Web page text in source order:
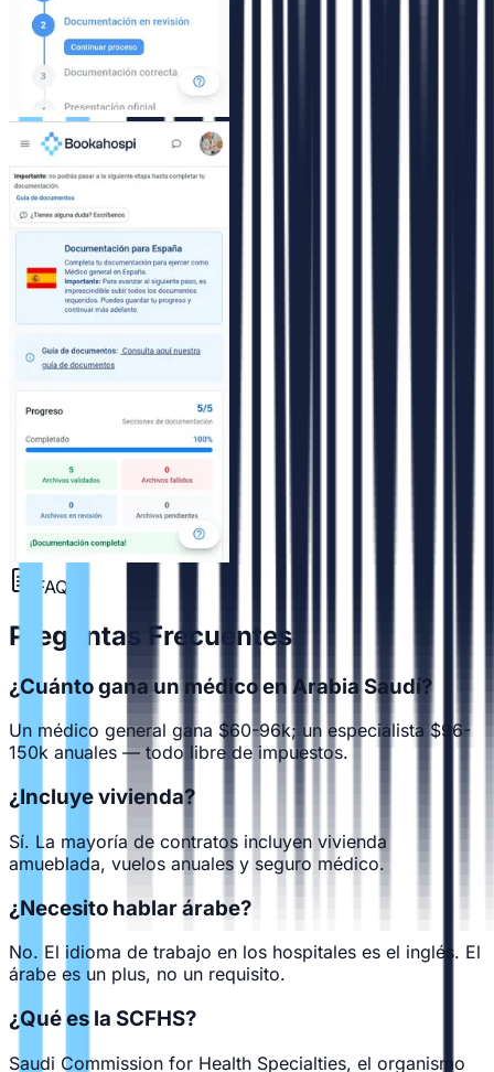
FAQ
Preguntas Frecuentes
¿Cuánto gana un médico en Arabia Saudí?
Un médico general gana $60-96k; un especialista $96-
150k anuales — todo libre de impuestos.
¿Incluye vivienda?
Sí. La mayoría de contratos incluyen vivienda
amueblada, vuelos anuales y seguro médico.
¿Necesito hablar árabe?
No. El idioma de trabajo en los hospitales es el inglés. El
árabe es un plus, no un requisito.
¿Qué es la SCFHS?
Saudi Commission for Health Specialties, el organismo